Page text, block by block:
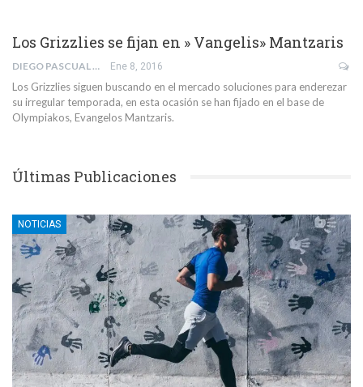
Los Grizzlies se fijan en » Vangelis» Mantzaris
DIEGO PASCUAL DE PABLO Ene 8, 2016
Los Grizzlies siguen buscando en el mercado soluciones para enderezar
su irregular temporada, en esta ocasión se han fijado en el base de
Olympiakos, Evangelos Mantzaris.
Últimas Publicaciones
NOTICIAS